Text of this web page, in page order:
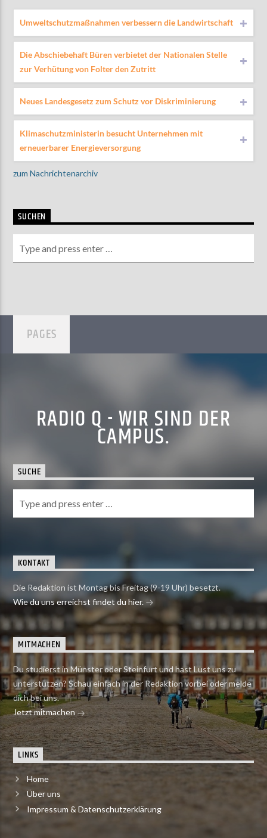
Umweltschutzmaßnahmen verbessern die Landwirtschaft
Die Abschiebehaft Büren verbietet der Nationalen Stelle
zur Verhütung von Folter den Zutritt
Neues Landesgesetz zum Schutz vor Diskriminierung
Klimaschutzministerin besucht Unternehmen mit
erneuerbarer Energieversorgung
zum Nachrichtenarchiv
SUCHEN
PAGES
RADIO Q - WIR SIND DER
CAMPUS.
SUCHE
KONTAKT
Die Redaktion ist Montag bis Freitag (9-19 Uhr) besetzt.
Wie du uns erreichst findet du hier.
MITMACHEN
Du studierst in Münster oder Steinfurt und hast Lust uns zu
unterstützen? Schau einfach in der Redaktion vorbei oder melde
dich bei uns.
Jetzt mitmachen
LINKS
Home
Über uns
Impressum & Datenschutzerklärung